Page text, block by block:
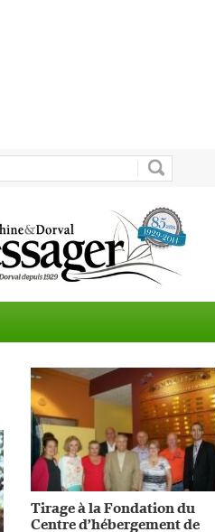
Tirage à la Fondation du
Centre d’hébergement de